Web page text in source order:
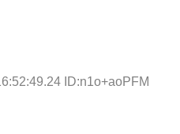
ID:n1o+aoPFM